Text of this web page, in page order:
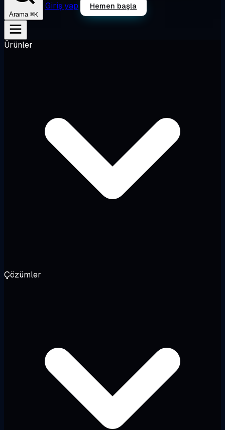
Arama ⌘K
Giriş yap Hemen başla
Ürünler
Çözümler